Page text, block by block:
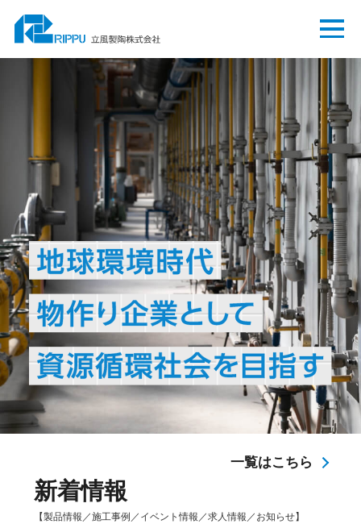
一覧はこちら
新着情報
【製品情報／施工事例／イベント情報／求人情報／お知らせ】